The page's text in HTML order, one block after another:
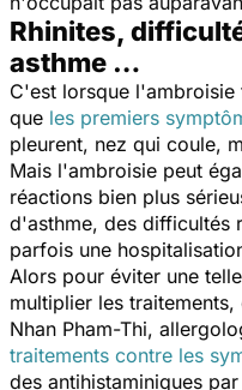
Rhinites,
asthme …
C'est lorsque
que les premiers
pleurent, nez qui coule,
Mais l'ambroisie peut
réactions bien plus
d'asthme, des difficultés
parfois une
Alors pour éviter une
multiplier les
Nhan Pham-Thi,
traitements contre les
des antihistaminiques